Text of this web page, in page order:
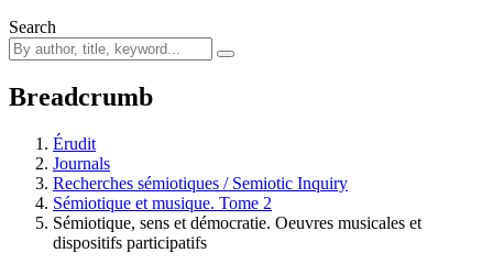
Search
Breadcrumb
Érudit
Journals
Recherches sémiotiques / Semiotic Inquiry
Sémiotique et musique. Tome 2
Sémiotique, sens et démocratie. Oeuvres musicales et
dispositifs participatifs